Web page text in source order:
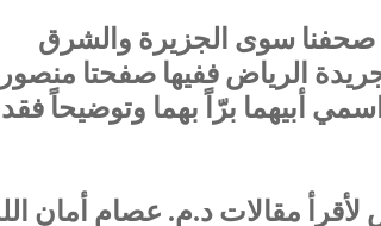
سوى الجزيرة والشرق
الرياض ففيها صفحتا منصور
أبيهما برّاً بهما وتوضيحاً فقد
مقالات د.م. عصام أمان